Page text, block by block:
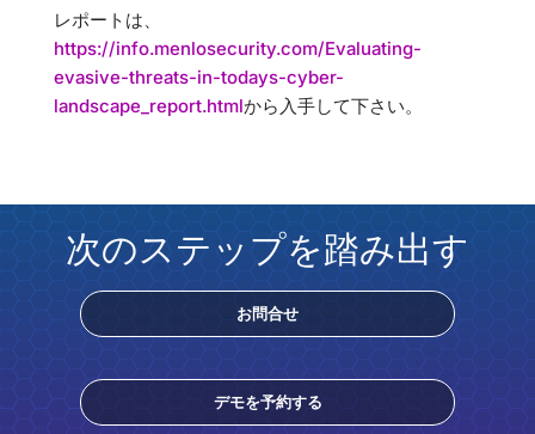
レポートは、
https://info.menlosecurity.com/Evaluating-
evasive-threats-in-todays-cyber-
landscape_report.htmlから入手して下さい。
次のステップを踏み出す
お問合せ
デモを予約する